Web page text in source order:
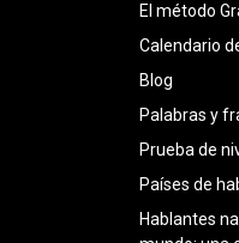
El método
Calendario
Blog
Palabras y
Prueba de
Países de
Hablantes